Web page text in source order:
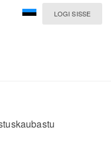
LOGI SISSE